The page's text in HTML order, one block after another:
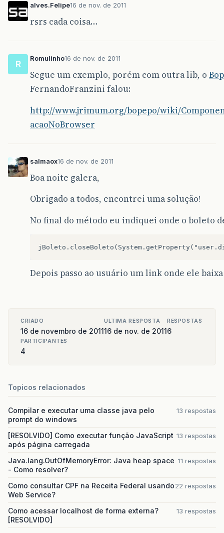
alves.Felipe16 de nov. de 2011
rsrs cada coisa…
R
Romulinho16 de nov. de 2011
Segue um exemplo, porém com outra lib, o
FernandoFranzini falou:
http://www.jrimum.org/bopepo/wiki/
acaoNoBrowser
salmaox16 de nov. de 2011
Boa noite galera,
Obrigado a todos, encontrei uma solução!
No final do método eu indiquei onde o boleto
Depois passo ao usuário um link onde ele
CRIADO
16 de novembro de 2011
ULTIMA RESPOSTA
16 de nov. de 2011
RESPOSTAS
6
PARTICIPANTES
4
Topicos relacionados
Compilar e executar uma classe java pelo
prompt do windows
13 respostas
[RESOLVIDO] Como executar função JavaScript
após página carregada
13 respostas
Java.lang.OutOfMemoryError: Java heap space
- Como resolver?
11 respostas
Como consultar CPF na Receita Federal usando
Web Service?
22 respostas
Como acessar localhost de forma externa?
[RESOLVIDO]
13 respostas